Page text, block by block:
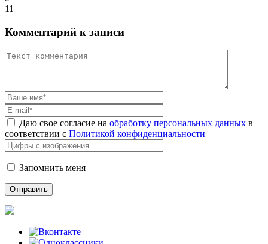
11
Комментарий к записи
Даю свое согласие на обработку персональных данных в
соответствии с Политикой конфиденциальности
Запомнить меня